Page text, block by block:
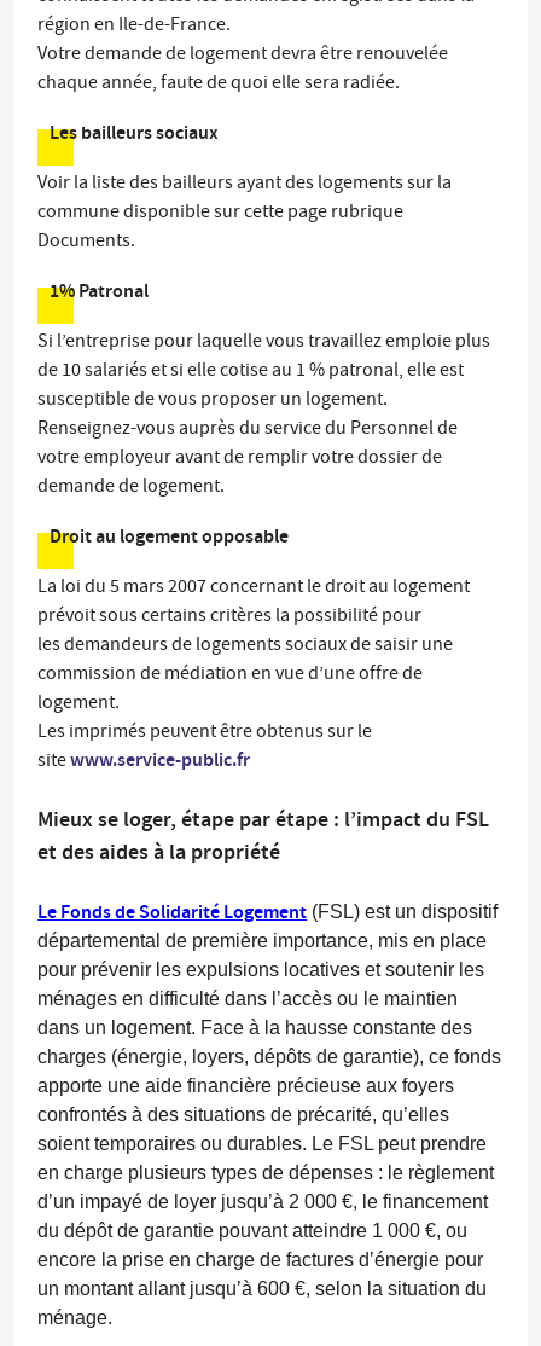
région en Ile-de-France.
Votre demande de logement devra être renouvelée
chaque année, faute de quoi elle sera radiée.
Les bailleurs sociaux
Voir la liste des bailleurs ayant des logements sur la
commune disponible sur cette page rubrique
Documents.
1% Patronal
Si l’entreprise pour laquelle vous travaillez emploie plus
de 10 salariés et si elle cotise au 1 % patronal, elle est
susceptible de vous proposer un logement.
Renseignez-vous auprès du service du Personnel de
votre employeur avant de remplir votre dossier de
demande de logement.
Droit au logement opposable
La loi du 5 mars 2007 concernant le droit au logement
prévoit sous certains critères la possibilité pour
les demandeurs de logements sociaux de saisir une
commission de médiation en vue d’une offre de
logement.
Les imprimés peuvent être obtenus sur le
sitewww.service-public.fr
Mieux se loger, étape par étape : l’impact du FSL
et des aides à la propriété
Le Fonds de Solidarité Logement (FSL) est un dispositif
départemental de première importance, mis en place
pour prévenir les expulsions locatives et soutenir les
ménages en difficulté dans l’accès ou le maintien
dans un logement. Face à la hausse constante des
charges (énergie, loyers, dépôts de garantie), ce fonds
apporte une aide financière précieuse aux foyers
confrontés à des situations de précarité, qu’elles
soient temporaires ou durables. Le FSL peut prendre
en charge plusieurs types de dépenses : le règlement
d’un impayé de loyer jusqu’à 2 000 €, lefinancement
du dépôt de garantie pouvant atteindre 1 000 €, ou
encore la prise en charge de factures d’énergie pour
un montant allant jusqu’à 600 €, selon la situation du
ménage.